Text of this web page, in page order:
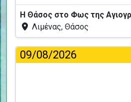
Η Θάσος στο Φως της
Λιμένας, Θάσος
09/08/2026